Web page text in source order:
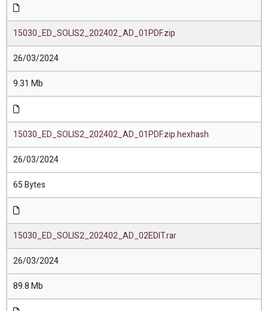
15030_ED_SOLIS2_202402_AD_01PDF.zip
26/03/2024
9.31 Mb
15030_ED_SOLIS2_202402_AD_01PDF.zip.hexhash
26/03/2024
65 Bytes
15030_ED_SOLIS2_202402_AD_02EDIT.rar
26/03/2024
89.8 Mb